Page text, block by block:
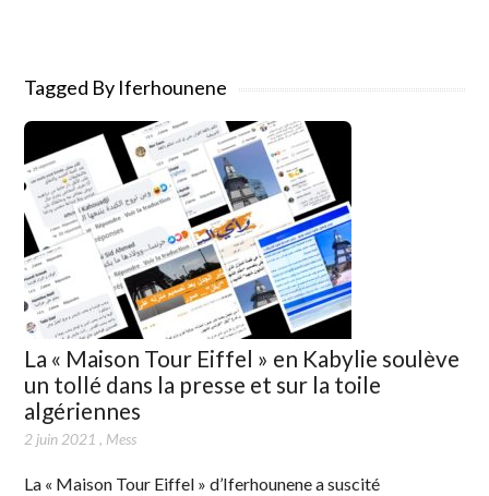
Tagged By Iferhounene
La « Maison Tour Eiffel » en Kabylie soulève
un tollé dans la presse et sur la toile
algériennes
2 juin 2021 , Mess
La « Maison Tour Eiffel » d’Iferhounene a suscité